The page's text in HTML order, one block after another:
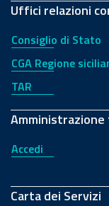
Uffici relazioni
Consiglio di Stato
CGA Regione
TAR
Accedi
Carta dei Servizi